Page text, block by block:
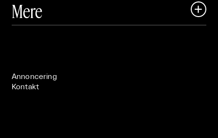
 Art Matter Festival
Mere 
Annoncering
Kontakt